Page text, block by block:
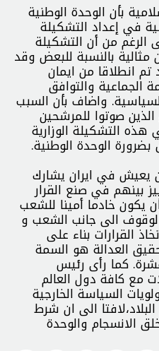
بأن الوحدة الوطنية
في إعداد التشكيلة
الرغم من أن التشكيلة
مثالية بالنسبة للبعض وقد
تم انطلاقا من ايمان
بالحكمة الجماعية والتوافق
واضاف بأن السبب
صوتوا للمرشحين
هذه التشكيلة الوزارية
الوحدة الوطنية.
يعيش في ايران يشارك
بينهم في صنع القرار
يكون خادما أمينا للشعب
الوقوف الى جانب الشعب و
القرارات بناء على
العدالة هو السمة
كما رأى رئيس
مع كافة دول العالم
السياسة الخارجية
تقدم البلاد،لافتا الى ان شرط
الانسجام والوحدة